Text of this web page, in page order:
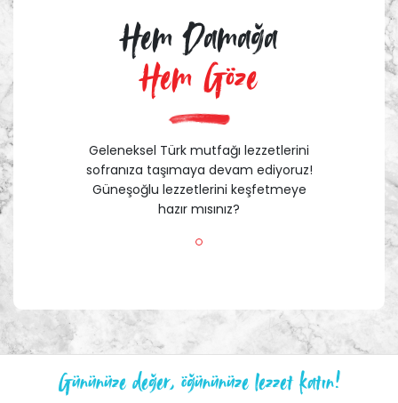
Hem Damağa
Hem Göze
Geleneksel Türk mutfağı lezzetlerini
sofranıza taşımaya devam ediyoruz!
Güneşoğlu lezzetlerini keşfetmeye
hazır mısınız?
Gününüze değer, öğününüze lezzet katın!